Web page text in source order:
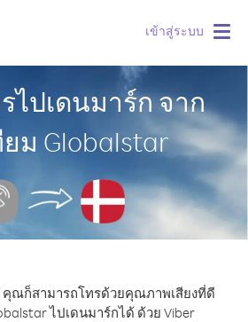
เข้าสู่ระบบ
ไปเดนมาร์ก จาก
ยม Globalstar
ณก็สามารถโทรด้วยคุณภาพเสียงที่ดี
ไปเดนมาร์กได้ ด้วย Viber